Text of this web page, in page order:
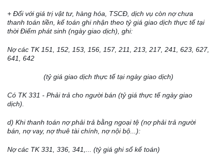
+ Đối với giá trị vật tư, hàng hóa, TSCĐ, dịch vụ còn nợ chưa
thanh toán tiền, kếtoán ghi nhận theo tỷ giá giao dịch thực tế tại
thờiĐiểm phát sinh (ngày giao dịch), ghi:
Nợ các TK 151, 152, 153, 156, 157, 211, 213, 217, 241, 623, 627,
641, 642
(tỷ giá giao dịch thực tế tại ngày giao dịch)
Có TK 331 - Phải trả cho người bán (tỷ giá thực tếngày giao
dịch).
d) Khi thanh toán nợ phải trả bằng ngoại tệ (nợ phải trả người
bán, nợ vay, nợ thuê tài chính, nợ nội bộ...):
Nợ các TK 331, 336, 341,... (tỷ giá ghi sổ kế toán)